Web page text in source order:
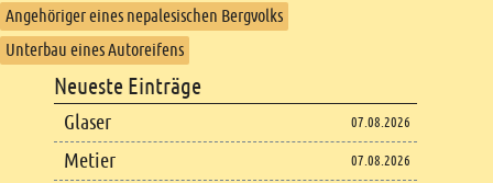
Angehöriger eines nepalesischen Bergvolks
Unterbau eines Autoreifens
Footer content
Neueste Einträge
Glaser 07.08.2026
Metier 07.08.2026